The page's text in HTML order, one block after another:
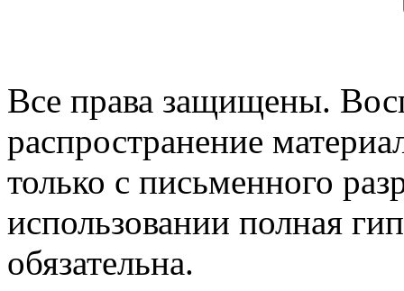
Все права защищены.
распространение
только с письменного
использовании полная
обязательна.